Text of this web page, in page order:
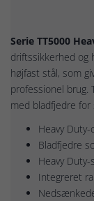
Serie TT5000
driftssikkerhed og
højfast stål, som
professionel brug.
med bladfjedre for
Heavy
Bladfjedre
Heavy Duty-
Integreret